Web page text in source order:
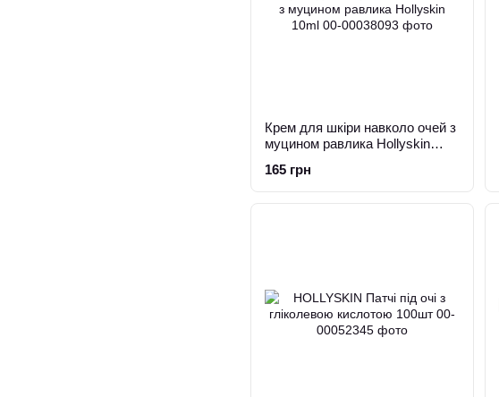
Крем для шкіри навколо очей з
муцином равлика Hollyskin
165 грн